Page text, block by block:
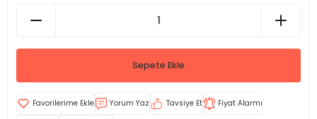
Sepete Ekle
Yorum Yaz Tavsiye Et Fiyat Alarmı